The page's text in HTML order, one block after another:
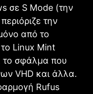
σε S Mode (την
την
από το
Linux Mint
το σφάλμα που
VHD και άλλα.
Rufus